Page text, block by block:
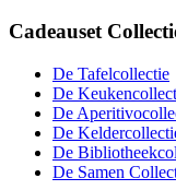
Cadeauset
De Tafelcollectie
De
De
De
De
De Samen